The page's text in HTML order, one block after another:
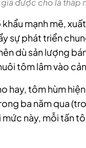
được cho là thấp
mạnh mẽ,
sự phát triển
dù sản lượng
tôm lâm vào
hay, tôm hùm
ba năm qua
này, mỗi tấn